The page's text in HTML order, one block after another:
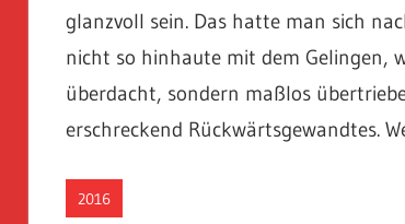
glanzvoll sein. Das hatte man sich
nicht so hinhaute mit dem Gelingen,
überdacht, sondern maßlos
erschreckend Rückwärtsgewandtes.
2016